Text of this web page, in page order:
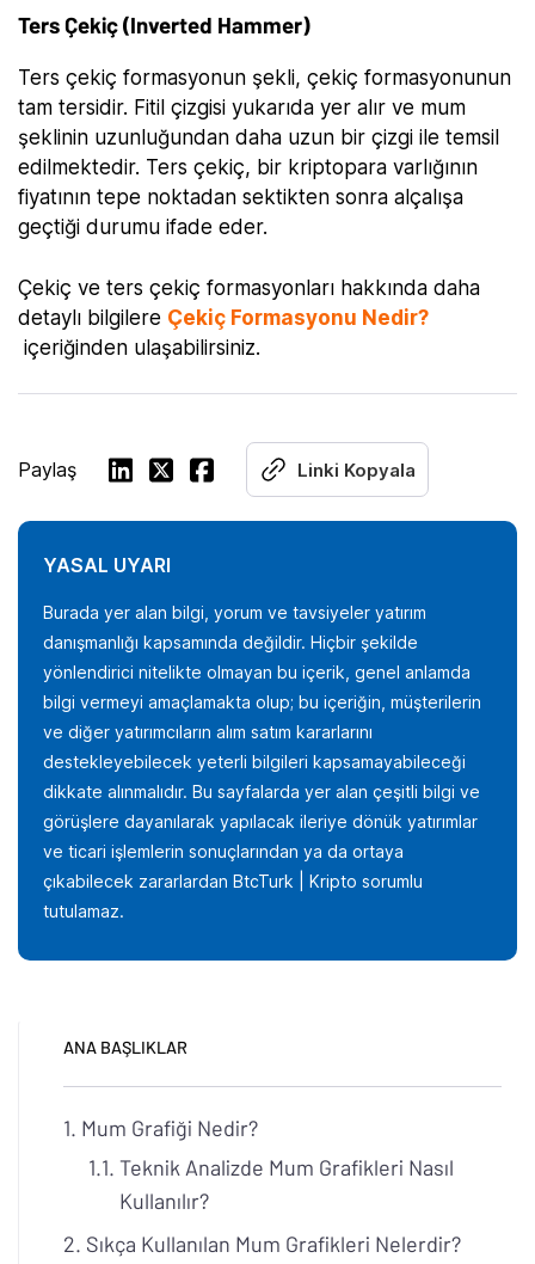
Ters Çekiç (Inverted Hammer)
Ters çekiç formasyonun şekli, çekiç formasyonunun
tam tersidir. Fitil çizgisi yukarıda yer alır ve mum
şeklinin uzunluğundan daha uzun bir çizgi ile temsil
edilmektedir. Ters çekiç, bir kriptopara varlığının
fiyatının tepe noktadan sektikten sonra alçalışa
geçtiği durumu ifade eder.
Çekiç ve ters çekiç formasyonları hakkında daha
detaylı bilgilere Çekiç Formasyonu Nedir?
içeriğinden ulaşabilirsiniz.
Paylaş Linki Kopyala
YASAL UYARI
Burada yer alan bilgi, yorum ve tavsiyeler yatırım
danışmanlığı kapsamında değildir. Hiçbir şekilde
yönlendirici nitelikte olmayan bu içerik, genel anlamda
bilgi vermeyi amaçlamakta olup; bu içeriğin, müşterilerin
ve diğer yatırımcıların alım satım kararlarını
destekleyebilecek yeterli bilgileri kapsamayabileceği
dikkate alınmalıdır. Bu sayfalarda yer alan çeşitli bilgi ve
görüşlere dayanılarak yapılacak ileriye dönük yatırımlar
ve ticari işlemlerin sonuçlarından ya da ortaya
çıkabilecek zararlardan BtcTurk | Kripto sorumlu
tutulamaz.
ANA BAŞLIKLAR
Mum Grafiği Nedir?
Teknik Analizde Mum Grafikleri Nasıl
Kullanılır?
Sıkça Kullanılan Mum Grafikleri Nelerdir?